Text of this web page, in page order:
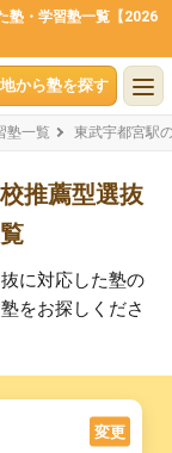
塾・学習塾一覧【2026
から塾を探す
塾一覧 東武宇都宮駅
推薦型選抜
に対応した塾の
をお探しくださ
変更